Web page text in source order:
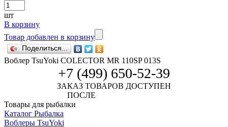
шт
В корзину
Товар добавлен в корзину
Поделиться...
Воблер TsuYoki COLECTOR MR 110SP 013S
+7 (499) 650-52-39
ЗАКАЗ ТОВАРОВ ДОСТУПЕН
ПОСЛЕ
Товары для рыбалки
Каталог Рыбалка
Воблеры TsuYoki